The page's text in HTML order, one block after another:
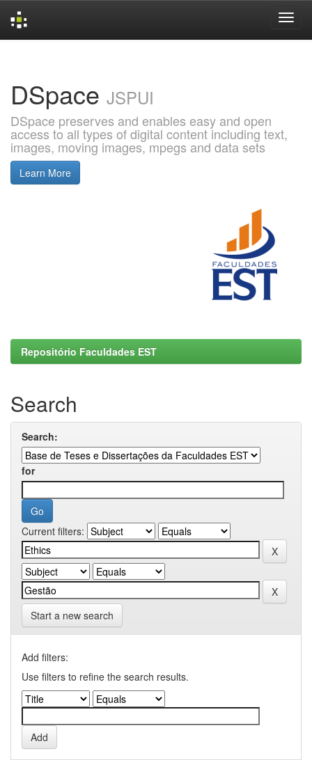
DSpace JSPUI
DSpace preserves and enables easy and open
access to all types of digital content including text,
images, moving images, mpegs and data sets
Learn More
Repositório Faculdades EST
Search
Search:
for
Current filters:
Start a new search
Add filters:
Use filters to refine the search results.